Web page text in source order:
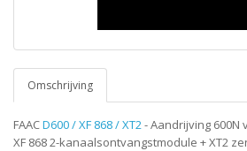
Omschrijving
FAACD600 / XF 868 / XT2- Aandrijving 600N
XF 868 2-kanaalsontvangstmodule + XT2